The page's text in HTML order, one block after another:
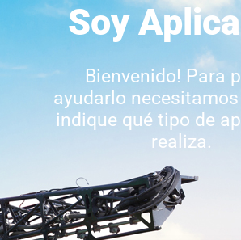
Soy
Bienvenido! Para
ayudarlo
indique qué tipo de
realiza.